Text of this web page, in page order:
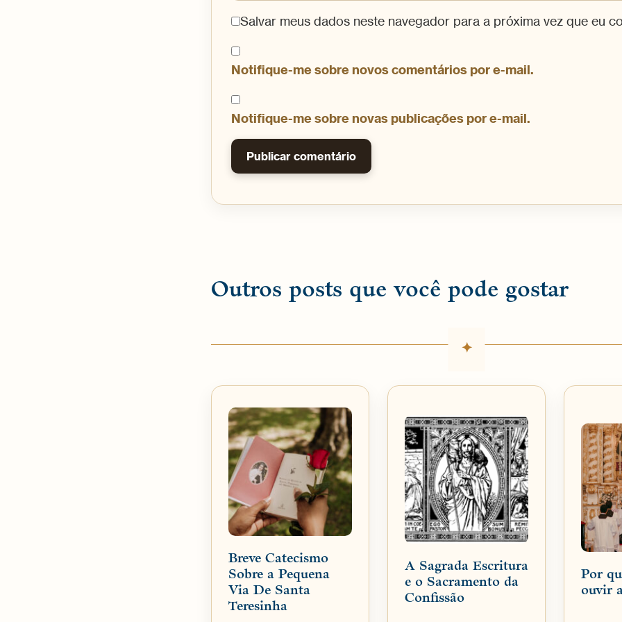
Salvar meus dados neste navegador para a próxima vez que eu
Notifique-me sobre novos comentários por e-mail.
Notifique-me sobre novas publicações por e-mail.
Outros posts que você pode gostar
Breve Catecismo
Sobre a Pequena
Via De Santa
Teresinha
A Sagrada Escritura
e o Sacramento da
Confissão
Por
ouvir